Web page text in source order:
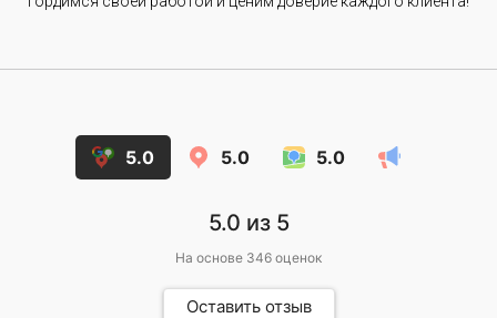
5.0 5.0 5.0
5.0 из 5
На основе 346 оценок
Оставить отзыв